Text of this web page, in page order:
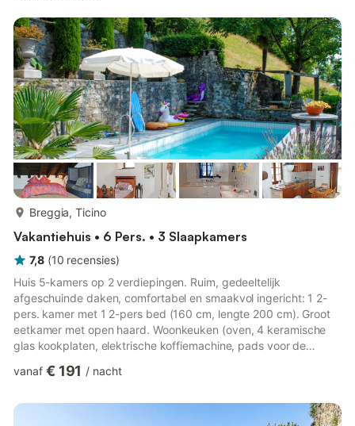
Breggia, Ticino
Vakantiehuis • 6 Pers. • 3 Slaapkamers
7,8 (10 recensies)
Huis 5-kamers op 2 verdiepingen. Ruim, gedeeltelijk
afgeschuinde daken, comfortabel en smaakvol ingericht: 1 2-
pers. kamer met 1 2-pers bed (160 cm, lengte 200 cm). Groot
eetkamer met open haard. Woonkeuken (oven, 4 keramische
glas kookplaten, elektrische koffiemachine, pads voor de
Douche/WC. Vloerverwarming. Bovenverdieping: groot, open
beschikbaar. Uitgang naar het balkon. 1 kamer (100 cm, lengte
vanaf € 191 / nacht